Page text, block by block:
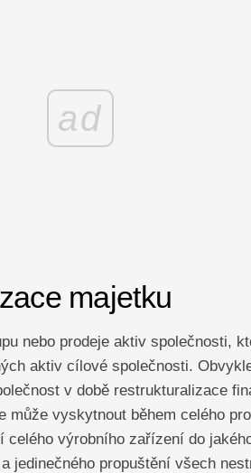
ad
majetku
nebo prodeje aktiv společnosti,
aktiv cílové společnosti.
v době restrukturalizace
vyskytnout během celého
výrobního zařízení do
jedinečného propuštění všech